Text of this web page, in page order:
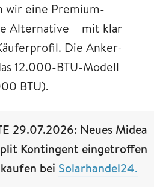
wir eine Premium-
Alternative – mit klar
Die Anker-
12.000-BTU-Modell
BTU).
29.07.2026: Neues Midea
Kontingent eingetroffen
bei Solarhandel24.